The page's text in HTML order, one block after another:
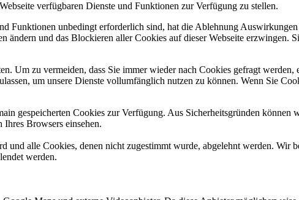
verfügbaren Dienste und Funktionen zur Verfügung zu stellen.
Funktionen unbedingt erforderlich sind, hat die Ablehnung
ändern und das Blockieren aller Cookies auf dieser Webseite erzwingen.
Um zu vermeiden, dass Sie immer wieder nach Cookies gefragt
um unsere Dienste vollumfänglich nutzen zu können. Wenn Sie
gespeicherten Cookies zur Verfügung. Aus Sicherheitsgründen können
Ihres Browsers einsehen.
und alle Cookies, denen nicht zugestimmt wurde, abgelehnt werden. Wir
werden.